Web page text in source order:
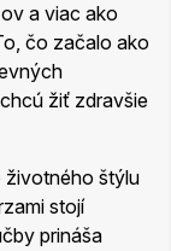
a viac ako
čo začalo ako
žiť zdravšie
životného štýlu
stojí
prináša